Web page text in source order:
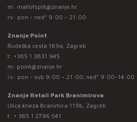
m: mallofsplit@znanje.hr
rv: pon - ned* 9:00 – 21:00
Znanje Point
Rudeška cesta 169a, Zagreb
t: +385 1 3831 945
m: point@znanje.hr
rv: pon - sub 9:00 – 21:00; ned* 9:00-14:00
Znanje Retail Park Branimirova
Ulica kneza Branimira 119b, Zagreb
t: + 385 1 2796 541